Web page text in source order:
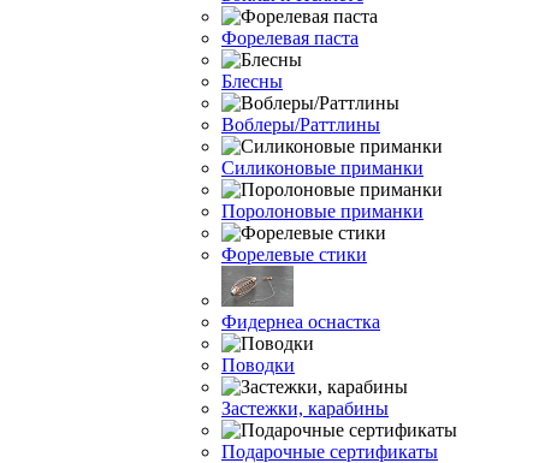
Форелевая паста
Блесны
Воблеры/Раттлины
Силиконовые приманки
Поролоновые приманки
Форелевые стики
Фидернеа оснастка
Поводки
Застежки, карабины
Подарочные сертификаты